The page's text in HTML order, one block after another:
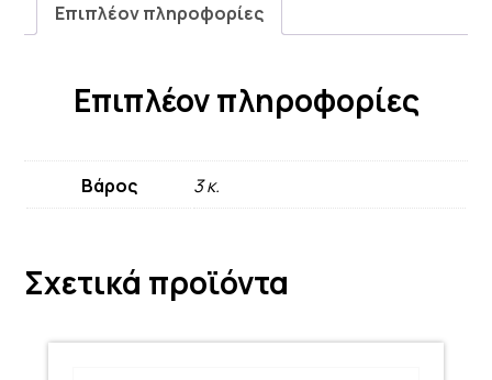
Επιπλέον πληροφορίες
Επιπλέον πληροφορίες
Βάρος 3 κ.
Σχετικά προϊόντα